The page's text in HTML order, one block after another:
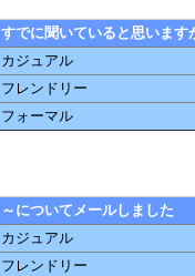
すでに聞いていると思います
カジュアル
フレンドリー
フォーマル
～についてメールしました
カジュアル
フレンドリー